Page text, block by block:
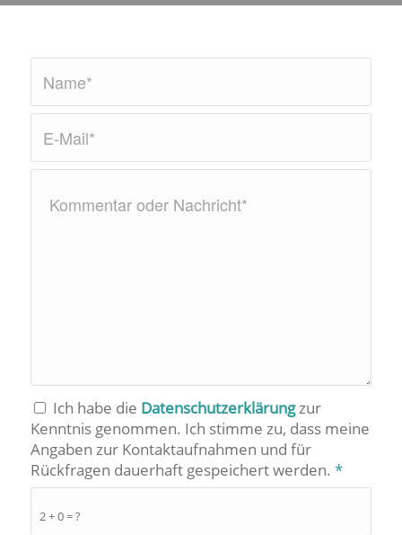
Ich habe die Datenschutzerklärungzur
Kenntnis genommen. Ich stimme zu, dass meine
Angaben zur Kontaktaufnahmen und für
Rückfragen dauerhaft gespeichert werden. *
2 + 0 = ?